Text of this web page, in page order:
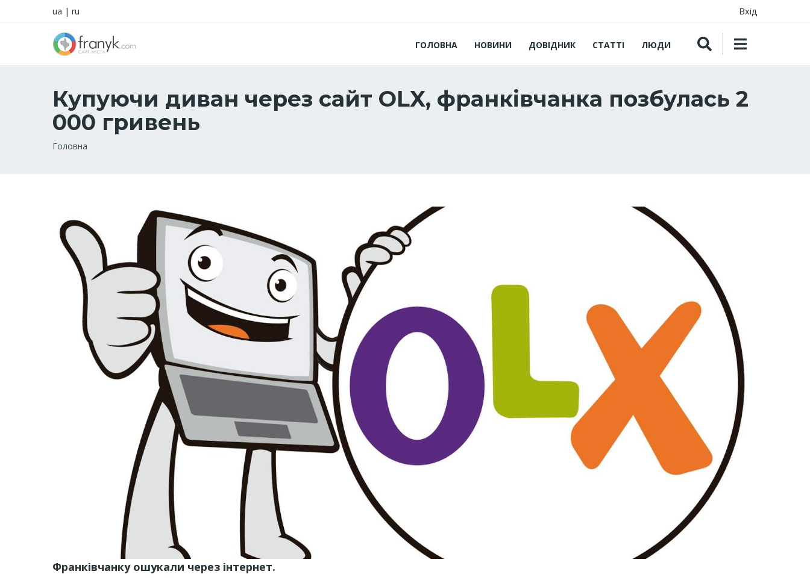
ua | ru Вхід
ГОЛОВНА НОВИНИ ДОВІДНИК СТАТТІ ЛЮДИ
Купуючи диван через сайт OLX, франківчанка позбулась 2
000 гривень
Рядок
Головна
Франківчанку ошукали через інтернет.